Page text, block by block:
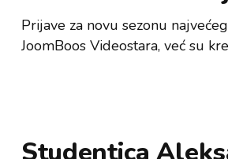
Prijave za novu sezonu
JoomBoos Videostara, već su
Studentica